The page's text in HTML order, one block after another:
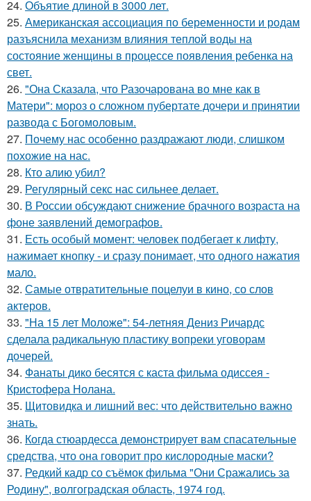
24. Объятие длиной в 3000 лет.
25. Американская ассоциация по беременности и родам
разъяснила механизм влияния теплой воды на
состояние женщины в процессе появления ребенка на
свет.
26. "Она Сказала, что Разочарована во мне как в
Матери": мороз о сложном пубертате дочери и принятии
развода с Богомоловым.
27. Почему нас особенно раздражают люди, слишком
похожие на нас.
28. Кто алию убил?
29. Регулярный секс нас сильнее делает.
30. В России обсуждают снижение брачного возраста на
фоне заявлений демографов.
31. Есть особый момент: человек подбегает к лифту,
нажимает кнопку - и сразу понимает, что одного нажатия
мало.
32. Самые отвратительные поцелуи в кино, со слов
актеров.
33. "На 15 лет Моложе": 54-летняя Дениз Ричардс
сделала радикальную пластику вопреки уговорам
дочерей.
34. Фанаты дико бесятся с каста фильма одиссея -
Кристофера Нолана.
35. Щитовидка и лишний вес: что действительно важно
знать.
36. Когда стюардесса демонстрирует вам спасательные
средства, что она говорит про кислородные маски?
37. Редкий кадр со съёмок фильма "Они Сражались за
Родину", волгоградская область, 1974 год.